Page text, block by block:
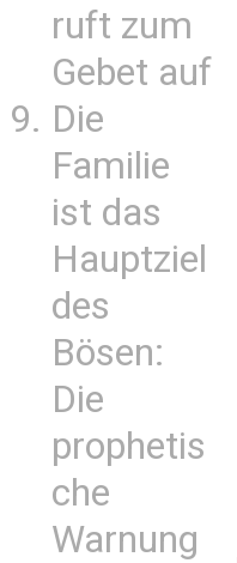
ruft zum
Gebet auf
Die
Familie
ist das
Hauptziel
des
Bösen:
Die
prophetis
che
Warnung